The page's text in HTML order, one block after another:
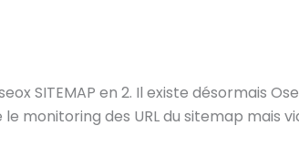
SITEMAP en 2. Il existe désormais
monitoring des URL du sitemap mais